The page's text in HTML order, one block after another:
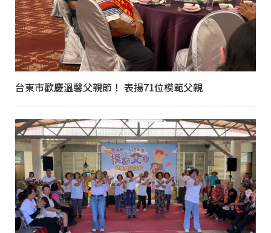
台東市歡慶溫馨父親節！ 表揚71位模範父親